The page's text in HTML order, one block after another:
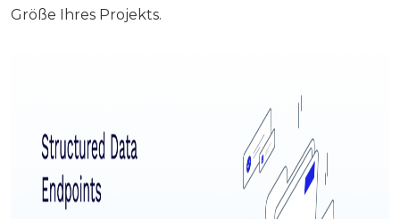
Größe Ihres Projekts.